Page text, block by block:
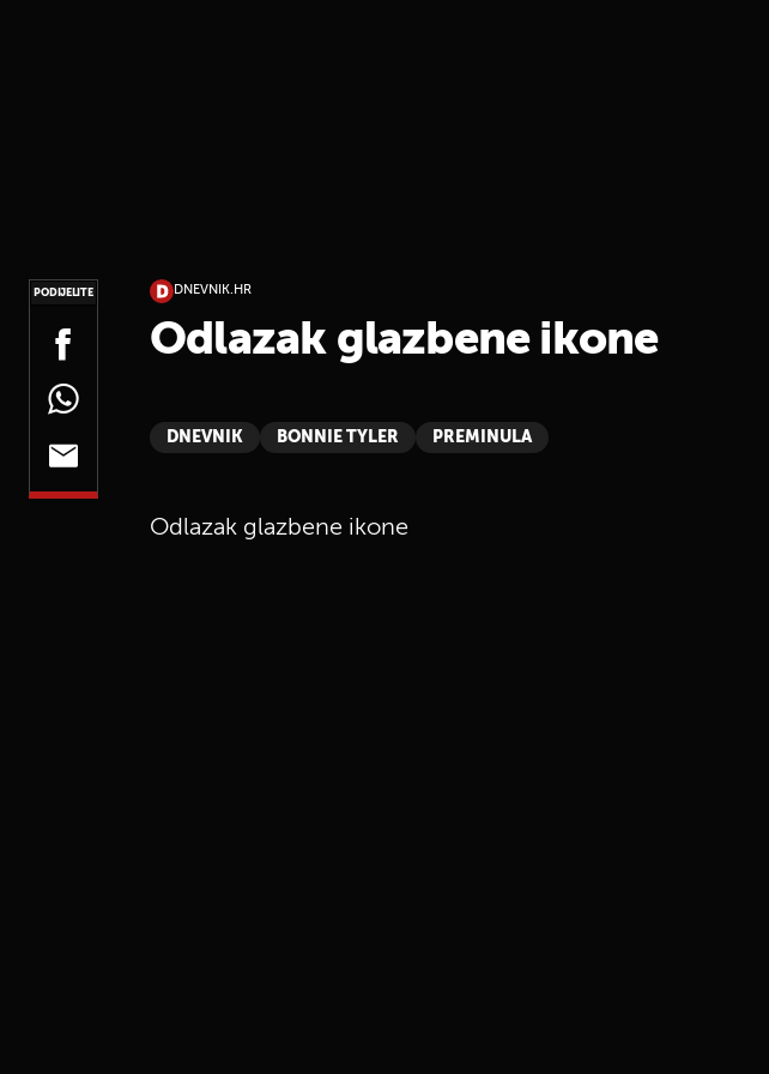
PODIJELITE DNEVNIK.HR
Odlazak glazbene ikone
DNEVNIK BONNIE TYLER PREMINULA
Odlazak glazbene ikone